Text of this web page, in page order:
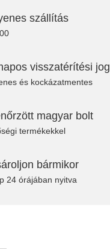
szállítás
visszatérítési jog
és kockázatmentes
magyar bolt
termékekkel
bármikor
24 órájában nyitva